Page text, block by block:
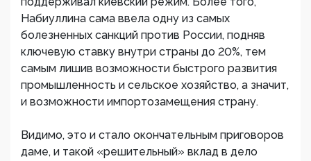
Набиуллина сама ввела одну из самых
болезненных санкций против России, подняв
ключевую ставку внутри страны до 20%, тем
самым лишив возможности быстрого развития
промышленность и сельское хозяйство, а значит,
и возможности импортозамещения страну.
Видимо, это и стало окончательным приговоров
даме, и такой «решительный» вклад в дело